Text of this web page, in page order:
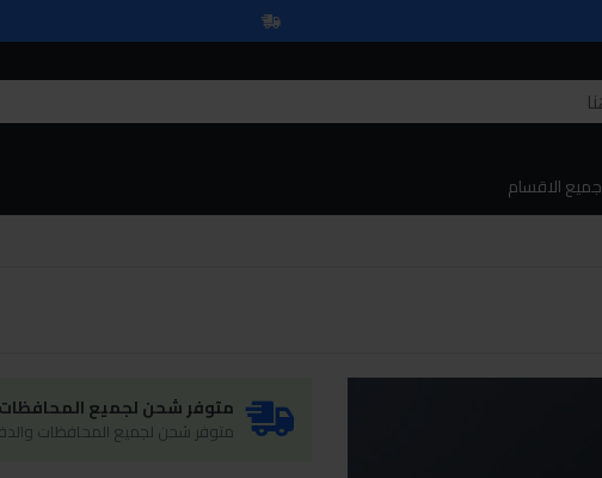
جميع الاقسام
متوفر شحن لجميع المحافظات
متوفر شحن لجميع المحافظات